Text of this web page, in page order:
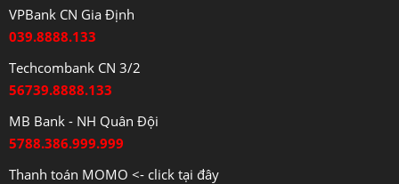
VPBank CN Gia Định
039.8888.133
Techcombank CN 3/2
56739.8888.133
MB Bank - NH Quân Đội
5788.386.999.999
Thanh toán MOMO <- click tại đây